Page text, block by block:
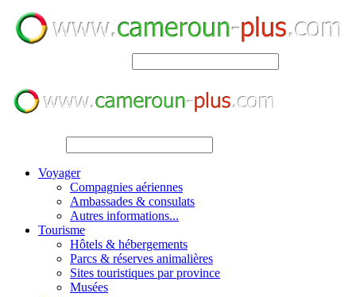
Voyager
Compagnies aériennes
Ambassades & consulats
Autres informations...
Tourisme
Hôtels & hébergements
Parcs & réserves animalières
Sites touristiques par province
Musées